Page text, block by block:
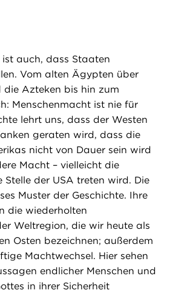
auch, dass Staaten
Vom alten Ägypten über
die Azteken bis hin zum
Menschenmacht ist nie für
lehrt uns, dass der Westen
geraten wird, dass die
nicht von Dauer sein wird
Macht – vielleicht die
Stelle der USA treten wird. Die
Muster der Geschichte. Ihre
die wiederholten
Weltregion, die wir heute als
Osten bezeichnen; außerdem
Machtwechsel. Hier sehen
endlicher Menschen und
in ihrer Sicherheit